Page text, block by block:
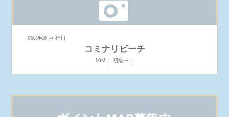
房総半島 -> 行川
コミナリビーチ
10M | 初級〜 |